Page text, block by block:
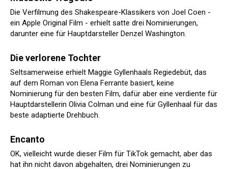
Die Verfilmung des Shakespeare-Klassikers von Joel Coen -
ein Apple Original Film - erhielt satte drei Nominierungen,
darunter eine für Hauptdarsteller Denzel Washington.
Die verlorene Tochter
Seltsamerweise erhielt Maggie Gyllenhaals Regiedebüt, das
auf dem Roman von Elena Ferrante basiert, keine
Nominierung für den besten Film, dafür aber eine verdiente für
Hauptdarstellerin Olivia Colman und eine für Gyllenhaal für das
beste adaptierte Drehbuch.
Encanto
OK, vielleicht wurde dieser Film für TikTok gemacht, aber das
hat ihn nicht davon abgehalten, drei Nominierungen zu